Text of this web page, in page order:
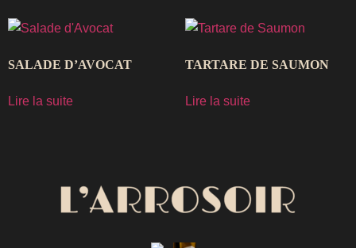
SALADE D’AVOCAT
Lire la suite
TARTARE DE SAUMON
Lire la suite